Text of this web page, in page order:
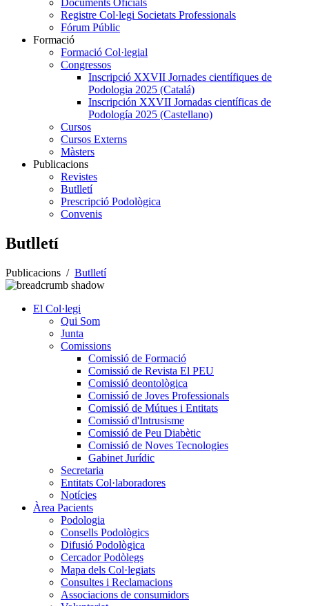
Documents Oficials
Registre Col·legi Societats Professionals
Fórum Públic
Formació
Formació Col·legial
Congressos
Inscripció XXVII Jornades científiques de
Podologia 2025 (Catalá)
Inscripción XXVII Jornadas científicas de
Podología 2025 (Castellano)
Cursos
Cursos Externs
Màsters
Publicacions
Revistes
Butlletí
Prescripció Podològica
Convenis
Butlletí
Publicacions / Butlletí
El Col·legi
Qui Som
Junta
Comissions
Comissió de Formació
Comissió de Revista El PEU
Comissió deontològica
Comissió de Joves Professionals
Comissió de Mútues i Entitats
Comissió d'Intrusisme
Comissió de Peu Diabètic
Comissió de Noves Tecnologies
Gabinet Jurídic
Secretaria
Entitats Col·laboradores
Notícies
Àrea Pacients
Podologia
Consells Podològics
Difusió Podològica
Cercador Podòlegs
Mapa dels Col·legiats
Consultes i Reclamacions
Associacions de consumidors